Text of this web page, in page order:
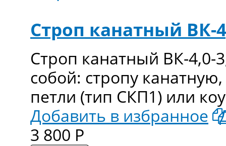
Строп канатный ВК-
Строп канатный ВК-4,0-
собой: стропу
петли (тип СКП1) или
Добавить в избранное
3 800 Р